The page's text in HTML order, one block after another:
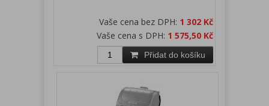
Vaše cena bez DPH: 1 302 Kč
Vaše cena s DPH: 1 575,50 Kč
Přidat do košíku